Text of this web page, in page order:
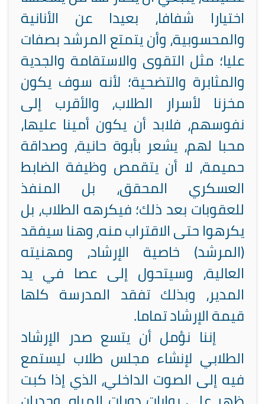
اختيارا شفافا، بعيدا عن الأنانية
والمحسوبية، وأن يتمتع المرشد بصفات
عليا؛ مثل التقوى والاستقامة والجدية
والمثابرة والتضحية؛ لأنه سوف يكون
مخزنا لأسرار الطلاب، والأقرب إلى
نفوسهم، فلابد أن يكون أمينا عليها،
محبا لهم، يشعر بأبوة حانية، وصداقة
حميمة، لا أن يتقمص وظيفة الضابط
العسكري المحقق، بل المنفذ
للعقوبات بعد ذلك؛ فيكرهه الطلاب، بل
يكرهوا حتى الاقتراب منه، وهنا سيفقد
(المرشد) خاصية الإرشاد، ومهنيته
العالية، وسيتحول إلى عصا في يد
المدير، وبذلك تفقد المدرسة كلها
قيمة الإرشاد تماما.
إننا نؤمل أن يتسع صدر الإرشاد
الطلابي لإنشاء مجلس طلاب ليستمع
فيه إلى الصوت الداخلي، الذي إذا كبت